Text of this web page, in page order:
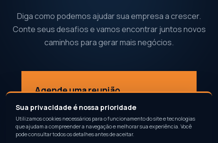
Sua privacidade é nossa prioridade
Utilizamos cookies necessários para o funcionamento do site e tecnologias
que ajudam a compreender a navegação e melhorar sua experiência. Você
pode consultar todos os detalhes antes de aceitar.
Diga como podemos ajudar sua empresa a crescer.
Conte seus desafios e vamos encontrar juntos novos
caminhos para gerar mais negócios.
Agende uma reunião ↗